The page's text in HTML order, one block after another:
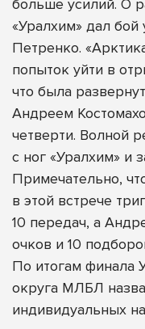
больше усилий. О
«Уралхим» дал
Петренко.
попыток уйти в
что была
Андреем
четверти. Волной
с ног «Уралхим» и
Примечательно,
в этой встрече
10 передач, а
очков и 10
По итогам финала
округа МЛБЛ
индивидуальных